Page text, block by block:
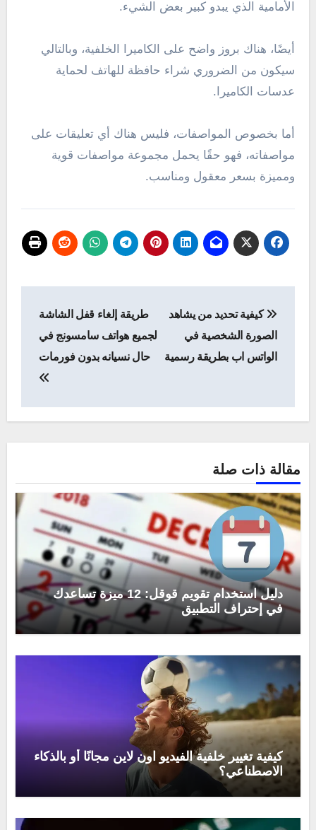
الأمامية الذي يبدو كبير بعض الشيء.
أيضًا، هناك بروز واضح على الكاميرا الخلفية، وبالتالي
سيكون من الضروري شراء حافظة للهاتف لحماية
عدسات الكاميرا.
أما بخصوص المواصفات، فليس هناك أي تعليقات على
مواصفاته، فهو حقًا يحمل مجموعة مواصفات قوية
ومميزة بسعر معقول ومناسب.
المقالات
كيفية تحديد من يشاهد
الصورة الشخصية في
الواتس اب بطريقة رسمية
طريقة إلغاء قفل الشاشة
لجميع هواتف سامسونج في
حال نسيانه بدون فورمات
مقالة ذات صلة
دليل استخدام تقويم قوقل: 12 ميزة تساعدك
في إحتراف التطبيق
كيفية تغيير خلفية الفيديو اون لاين مجانًا أو بالذكاء
الاصطناعي؟